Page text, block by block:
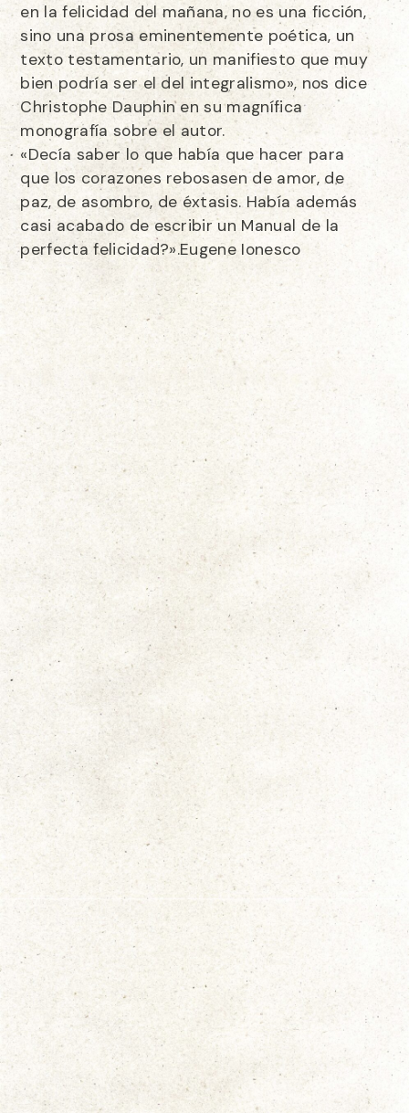
en la felicidad del mañana, no es una ficción,
sino una prosa eminentemente poética, un
texto testamentario, un manifiesto que muy
bien podría ser el del integralismo», nos dice
Christophe Dauphin en su magnífica
monografía sobre el autor.
«Decía saber lo que había que hacer para
que los corazones rebosasen de amor, de
paz, de asombro, de éxtasis. Había además
casi acabado de escribir un Manual de la
perfecta felicidad?».Eugene Ionesco